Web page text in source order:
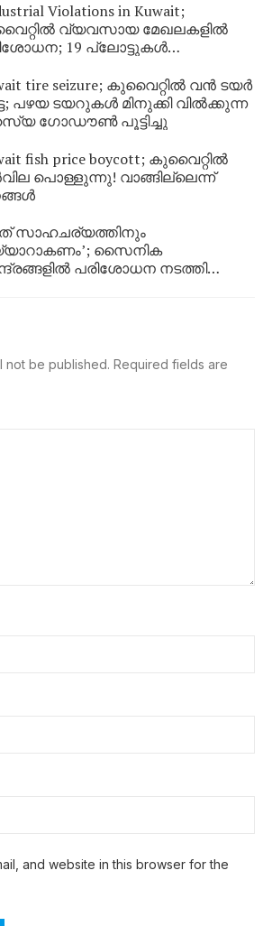
Violations in Kuwait;
വ്യവസായ മേഖലകളിൽ
19 പ്ലോട്ടുകൾ
tire seizure; കുവൈറ്റിൽ വൻ ടയർ
പഴയ ടയറുകൾ മിനുക്കി വിൽക്കുന്ന
ഗോഡൗൺ പൂട്ടിച്ചു
fish price boycott; കുവൈറ്റിൽ
പൊള്ളുന്നു! വാങ്ങില്ലെന്ന്
സാഹചര്യത്തിനും
സൈനിക
പരിശോധന നടത്തി
not be published. Required fields are
and website in this browser for the